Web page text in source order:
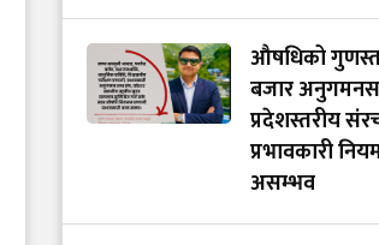
'हरेक टाउको दुखाइ ब्रेन
यी लक्षणहरू देखिए
डा. अमात्यलाई प्रश्न– धेरै
इयरफोनको प्रयोगले
गर्छ ?
औषधिको
बजार
प्रदेशस्तरीय
प्रभावकारी
असम्भव